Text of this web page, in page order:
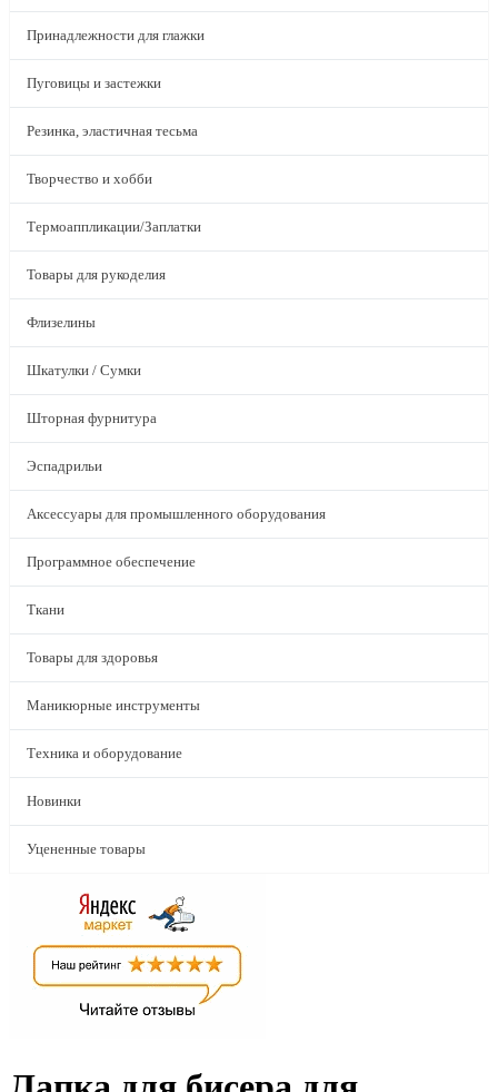
Принадлежности для глажки
Пуговицы и застежки
Резинка, эластичная тесьма
Творчество и хобби
Термоаппликации/Заплатки
Товары для рукоделия
Флизелины
Шкатулки / Сумки
Шторная фурнитура
Эспадрильи
Аксессуары для промышленного оборудования
Программное обеспечение
Ткани
Товары для здоровья
Маникюрные инструменты
Техника и оборудование
Новинки
Уцененные товары